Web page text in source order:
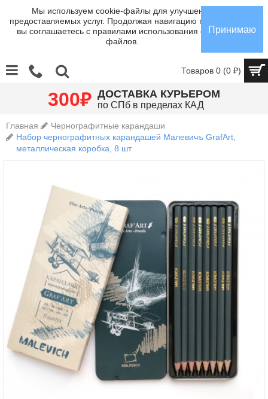
Мы используем cookie-файлы для улучшения
предоставляемых услуг. Продолжая навигацию по сайту,
вы соглашаетесь с правилами использования cookie-
файлов.
Принимаю
Товаров 0 (0 ₽)
300₽ ДОСТАВКА КУРЬЕРОМ
по СПб в пределах КАД
Главная
Чернографитные карандаши
Набор чернографитных карандашей Малевичъ GrafArt,
металлическая коробка, 8 шт